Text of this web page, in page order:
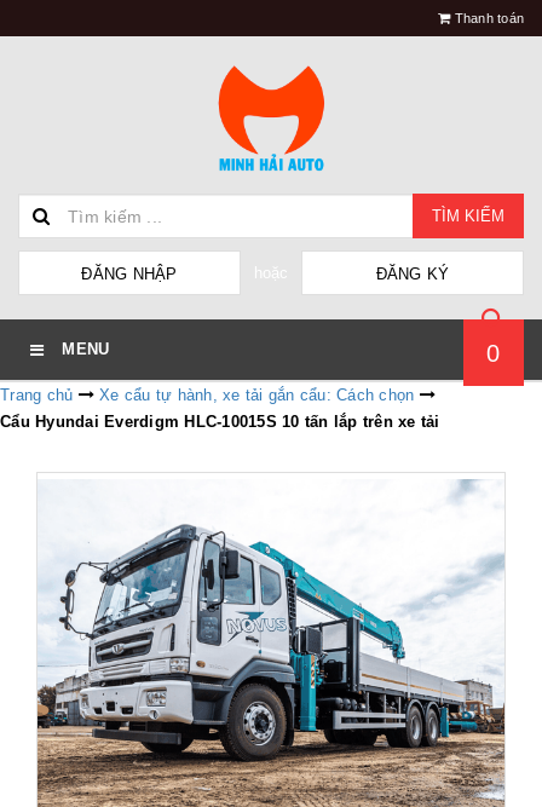
Thanh toán
TÌM KIẾM
ĐĂNG NHẬP hoặc ĐĂNG KÝ
MENU 0
Trang chủ
Xe cẩu tự hành, xe tải gắn cẩu: Cách chọn
Cẩu Hyundai Everdigm HLC-10015S 10 tấn lắp trên xe tải